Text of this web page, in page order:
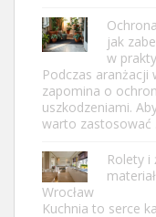
jak
w
Podczas
zapomina o
uszkodzeniami.
warto zastosować
Rolety i
Wrocław
Kuchnia to serce